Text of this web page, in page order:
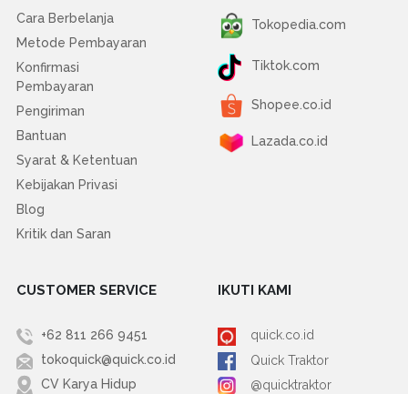
Cara Berbelanja
Metode Pembayaran
Konfirmasi
Pembayaran
Pengiriman
Bantuan
Syarat & Ketentuan
Kebijakan Privasi
Blog
Kritik dan Saran
Tokopedia.com
Tiktok.com
Shopee.co.id
Lazada.co.id
CUSTOMER SERVICE
+62 811 266 9451
tokoquick@quick.co.id
CV Karya Hidup
IKUTI KAMI
quick.co.id
Quick Traktor
@quicktraktor